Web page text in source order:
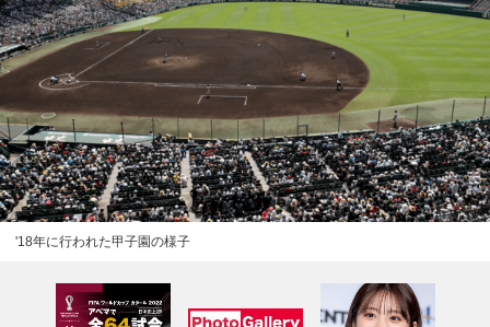
'18年に行われた甲子園の様子